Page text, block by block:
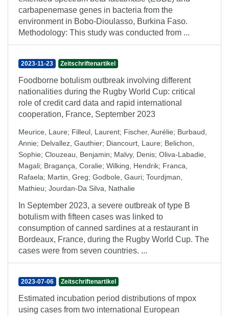
carbapenemase genes in bacteria from the
environment in Bobo-Dioulasso, Burkina Faso.
Methodology: This study was conducted from ...
2023-11-23 Zeitschriftenartikel
Foodborne botulism outbreak involving different
nationalities during the Rugby World Cup: critical
role of credit card data and rapid international
cooperation, France, September 2023
Meurice, Laure; Filleul, Laurent; Fischer, Aurélie; Burbaud,
Annie; Delvallez, Gauthier; Diancourt, Laure; Belichon,
Sophie; Clouzeau, Benjamin; Malvy, Denis; Oliva-Labadie,
Magali; Bragança, Coralie; Wilking, Hendrik; Franca,
Rafaela; Martin, Greg; Godbole, Gauri; Tourdjman,
Mathieu; Jourdan-Da Silva, Nathalie
In September 2023, a severe outbreak of type B
botulism with fifteen cases was linked to
consumption of canned sardines at a restaurant in
Bordeaux, France, during the Rugby World Cup. The
cases were from seven countries. ...
2023-07-06 Zeitschriftenartikel
Estimated incubation period distributions of mpox
using cases from two international European